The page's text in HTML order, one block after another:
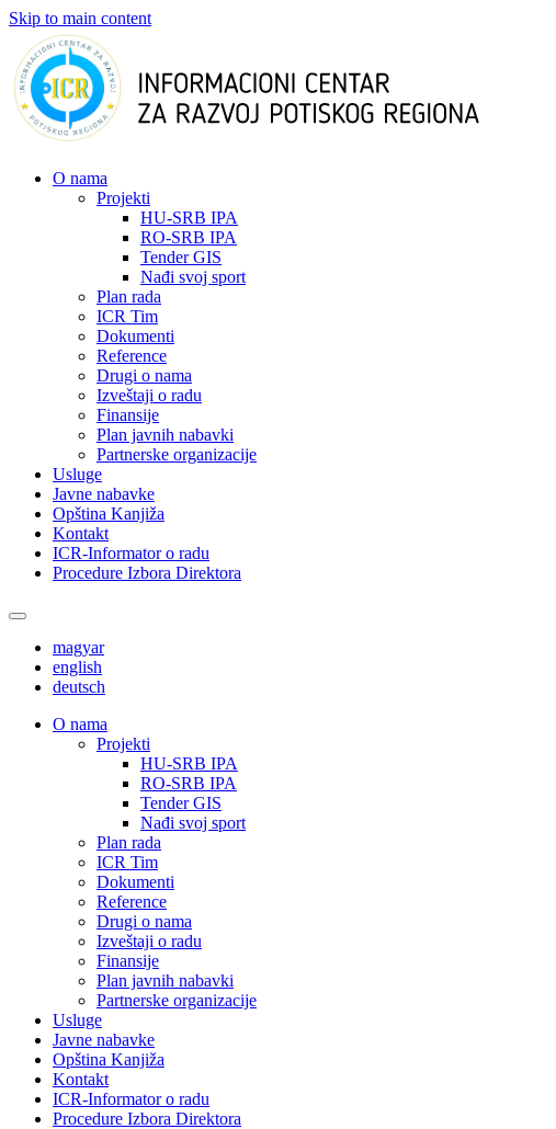
Skip to main content
О nama
Projekti
HU-SRB IPA
RO-SRB IPA
Tender GIS
Nađi svoj sport
Plan rada
ICR Tim
Dokumenti
Reference
Drugi o nama
Izveštaji o radu
Finansije
Plan javnih nabavki
Partnerske organizacije
Usluge
Javne nabavke
Opština Kanjiža
Kontakt
ICR-Informator o radu
Procedure Izbora Direktora
magyar
english
deutsch
О nama
Projekti
HU-SRB IPA
RO-SRB IPA
Tender GIS
Nađi svoj sport
Plan rada
ICR Tim
Dokumenti
Reference
Drugi o nama
Izveštaji o radu
Finansije
Plan javnih nabavki
Partnerske organizacije
Usluge
Javne nabavke
Opština Kanjiža
Kontakt
ICR-Informator o radu
Procedure Izbora Direktora